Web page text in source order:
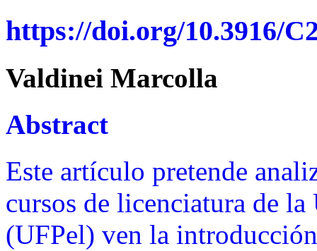
https://doi.org/10.3916/
Valdinei Marcolla
Abstract
Este artículo pretende
cursos de licenciatura de
(UFPel) ven la